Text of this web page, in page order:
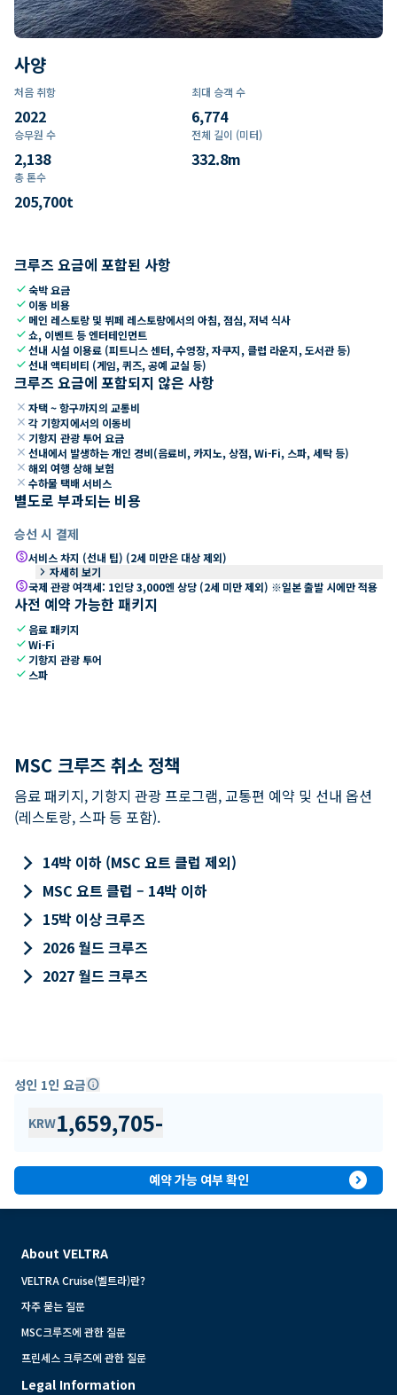
사양
처음 취항
2022
최대 승객 수
6,774
승무원 수
2,138
전체 길이 (미터)
332.8m
총 톤수
205,700t
크루즈 요금에 포함된 사항
check숙박 요금
check 이동 비용
check 메인 레스토랑 및 뷔페 레스토랑에서의 아침, 점심, 저녁 식사
check쇼, 이벤트 등 엔터테인먼트
check선내 시설 이용료 (피트니스 센터, 수영장, 자쿠지, 클럽 라운지, 도서관 등)
check선내 액티비티 (게임, 퀴즈, 공예 교실 등)
크루즈 요금에 포함되지 않은 사항
close 자택 ~ 항구까지의 교통비
close 각 기항지에서의 이동비
close 기항지 관광 투어 요금
close 선내에서 발생하는 개인 경비(음료비, 카지노, 상점, Wi-Fi, 스파, 세탁 등)
close 해외 여행 상해 보험
close 수하물 택배 서비스
별도로 부과되는 비용
승선 시 결제
paid서비스 차지 (선내 팁) (2세 미만은 대상 제외)
keyboard_arrow_right 자세히 보기
paid국제 관광 여객세: 1인당 3,000엔 상당 (2세 미만 제외) ※일본 출발 시에만 적용
사전 예약 가능한 패키지
check 음료 패키지
checkWi-Fi
check 기항지 관광 투어
check 스파
MSC 크루즈 취소 정책
음료 패키지, 기항지 관광 프로그램, 교통편 예약 및 선내 옵션
(레스토랑, 스파 등 포함).
keyboard_arrow_right 14박 이하 (MSC 요트 클럽 제외)
keyboard_arrow_right MSC 요트 클럽 – 14박 이하
keyboard_arrow_right 15박 이상 크루즈
keyboard_arrow_right 2026 월드 크루즈
keyboard_arrow_right 2027 월드 크루즈
성인 1인 요금info
KRW1,659,705-
예약 가능 여부 확인 expand_circle_right
About VELTRA
VELTRA Cruise(벨트라)란?
자주 묻는 질문
MSC크루즈에 관한 질문
프린세스 크루즈에 관한 질문
Legal Information